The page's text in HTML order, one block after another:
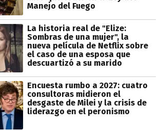
Manejo del Fuego
La historia real de "Elize:
Sombras de una mujer", la
nueva película de Netflix sobre
el caso de una esposa que
descuartizó a su marido
Encuesta rumbo a 2027: cuatro
consultoras midieron el
desgaste de Milei y la crisis de
liderazgo en el peronismo